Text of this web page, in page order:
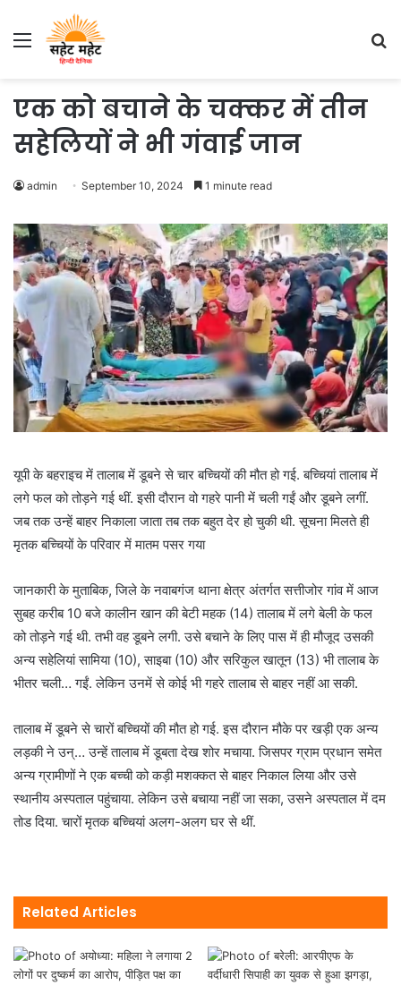
Menu
एक को बचाने के चक्कर में तीन
सहेलियों ने भी गंवाई जान
admin September 10, 2024 1 minute read
यूपी के बहराइच में तालाब में डूबने से चार बच्चियों की मौत हो गई. बच्चियां तालाब में
लगे फल को तोड़ने गई थीं. इसी दौरान वो गहरे पानी में चली गईं और डूबने लगीं.
जब तक उन्हें बाहर निकाला जाता तब तक बहुत देर हो चुकी थी. सूचना मिलते ही
मृतक बच्चियों के परिवार में मातम पसर गया
जानकारी के मुताबिक, जिले के नवाबगंज थाना क्षेत्र अंतर्गत सत्तीजोर गांव में आज
सुबह करीब 10 बजे कालीन खान की बेटी महक (14) तालाब में लगे बेली के फल
को तोड़ने गई थी. तभी वह डूबने लगी. उसे बचाने के लिए पास में ही मौजूद उसकी
अन्य सहेलियां सामिया (10), साइबा (10) और सरिकुल खातून (13) भी तालाब के
भीतर चली… गईं. लेकिन उनमें से कोई भी गहरे तालाब से बाहर नहीं आ सकी.
तालाब में डूबने से चारों बच्चियों की मौत हो गई. इस दौरान मौके पर खड़ी एक अन्य
लड़की ने उन्… उन्हें तालाब में डूबता देख शोर मचाया. जिसपर ग्राम प्रधान समेत
अन्य ग्रामीणों ने एक बच्ची को कड़ी मशक्कत से बाहर निकाल लिया और उसे
स्थानीय अस्पताल पहुंचाया. लेकिन उसे बचाया नहीं जा सका, उसने अस्पताल में दम
तोड दिया. चारों मृतक बच्चियां अलग-अलग घर से थीं.
Related Articles